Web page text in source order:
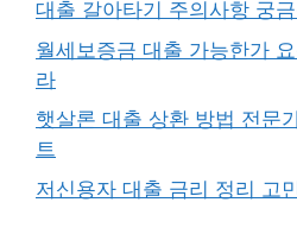
대출 갈아타기 주의사항 궁
월세보증금 대출 가능한가
라
햇살론 대출 상환 방법 전문
트
저신용자 대출 금리 정리 고